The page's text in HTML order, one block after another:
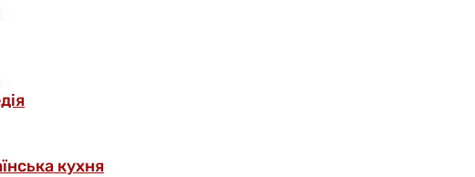
кухня